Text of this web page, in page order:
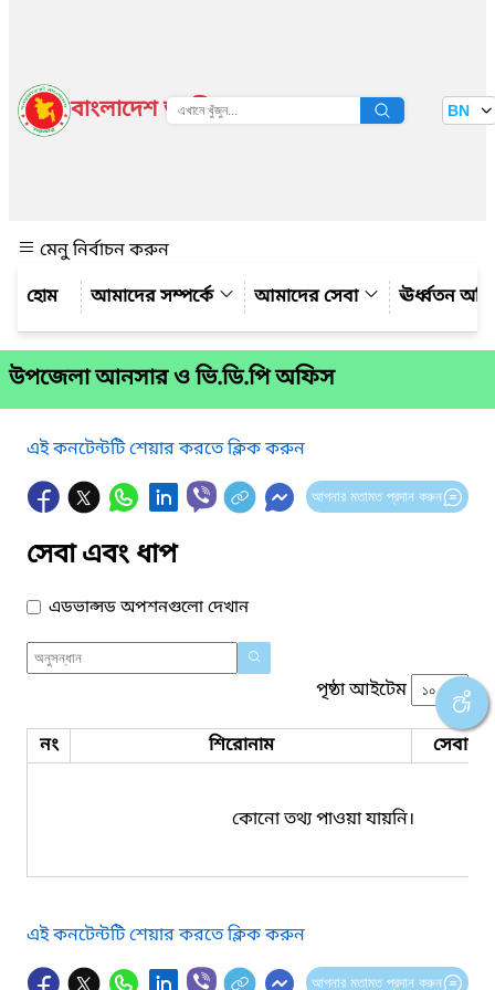
বাংলাদেশ জাতীয় তথ্য বাতায়ন BN
মেনু নির্বাচন করুন
আমাদের সম্পর্কে
আমাদের সেবা ঊর্ধ্বতন
উপজেলা আনসার ও ভি.ডি.পি অফিস
এই কনটেন্টটি শেয়ার করতে ক্লিক করুন
আপনার মতামত প্রদান করুন
সেবা এবং ধাপ
এডভান্সড অপশনগুলো দেখান
পৃষ্ঠা আইটেম
নং শিরোনাম সেবার
কোনো তথ্য পাওয়া যায়নি।
এই কনটেন্টটি শেয়ার করতে ক্লিক করুন
আপনার মতামত প্রদান করুন